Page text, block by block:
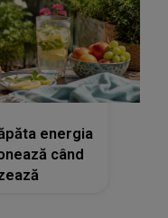
energia
când